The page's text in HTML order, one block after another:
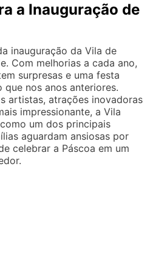
a Inauguração de
inauguração da Vila de
Com melhorias a cada ano,
surpresas e uma festa
nos anos anteriores.
artistas, atrações inovadoras
impressionante, a Vila
um dos principais
aguardam ansiosas por
celebrar a Páscoa em um